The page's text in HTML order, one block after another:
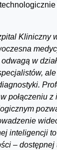
Kliniczny
w
połączeniu
inteligencji
–